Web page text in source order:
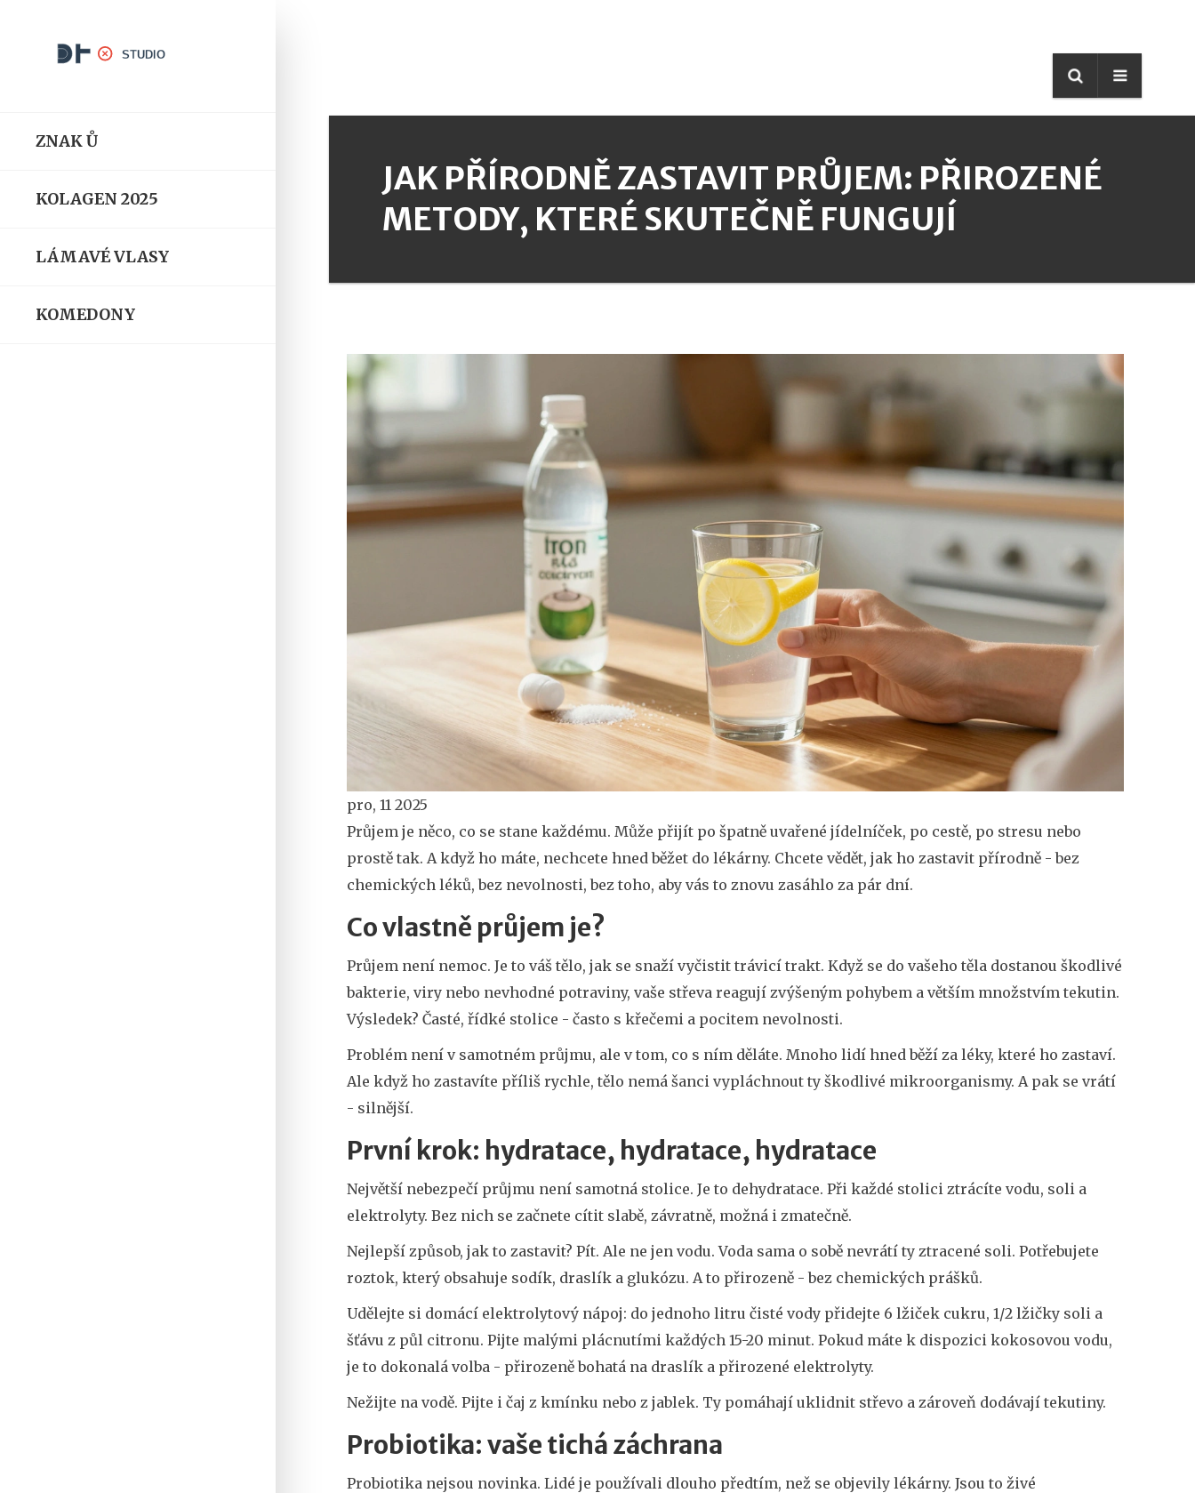
ZNAK Ů
KOLAGEN 2025
LÁMAVÉ VLASY
KOMEDONY
JAK PŘÍRODNĚ ZASTAVIT PRŮJEM: PŘIROZENÉ
METODY, KTERÉ SKUTEČNĚ FUNGUJÍ
pro, 11 2025
Průjem je něco, co se stane každému. Může přijít po špatně uvařené jídelníček, po cestě, po stresu nebo
prostě tak. A když ho máte, nechcete hned běžet do lékárny. Chcete vědět, jak ho zastavit přírodně - bez
chemických léků, bez nevolnosti, bez toho, aby vás to znovu zasáhlo za pár dní.
Co vlastně průjem je?
Průjem není nemoc. Je to váš tělo, jak se snaží vyčistit trávicí trakt. Když se do vašeho těla dostanou škodlivé
bakterie, viry nebo nevhodné potraviny, vaše střeva reagují zvýšeným pohybem a větším množstvím tekutin.
Výsledek? Časté, řídké stolice - často s křečemi a pocitem nevolnosti.
Problém není v samotném průjmu, ale v tom, co s ním děláte. Mnoho lidí hned běží za léky, které ho zastaví.
Ale když ho zastavíte příliš rychle, tělo nemá šanci vypláchnout ty škodlivé mikroorganismy. A pak se vrátí
- silnější.
První krok: hydratace, hydratace, hydratace
Největší nebezpečí průjmu není samotná stolice. Je to dehydratace. Při každé stolici ztrácíte vodu, soli a
elektrolyty. Bez nich se začnete cítit slabě, závratně, možná i zmatečně.
Nejlepší způsob, jak to zastavit? Pít. Ale ne jen vodu. Voda sama o sobě nevrátí ty ztracené soli. Potřebujete
roztok, který obsahuje sodík, draslík a glukózu. A to přirozeně - bez chemických prášků.
Udělejte si domácí elektrolytový nápoj: do jednoho litru čisté vody přidejte 6 lžiček cukru, 1/2 lžičky soli a
šťávu z půl citronu. Pijte malými plácnutími každých 15-20 minut. Pokud máte k dispozici kokosovou vodu,
je to dokonalá volba - přirozeně bohatá na draslík a přirozené elektrolyty.
Nežijte na vodě. Pijte i čaj z kmínku nebo z jablek. Ty pomáhají uklidnit střevo a zároveň dodávají tekutiny.
Probiotika: vaše tichá záchrana
Probiotika nejsou novinka. Lidé je používali dlouho předtím, než se objevily lékárny. Jsou to živé